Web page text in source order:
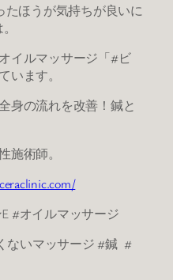
たほうが気持ちが良いに
イルマッサージ「#ビ
ます。
身の流れを改善！鍼と
施術師。
#オイルマッサージ
ないマッサージ #鍼 #